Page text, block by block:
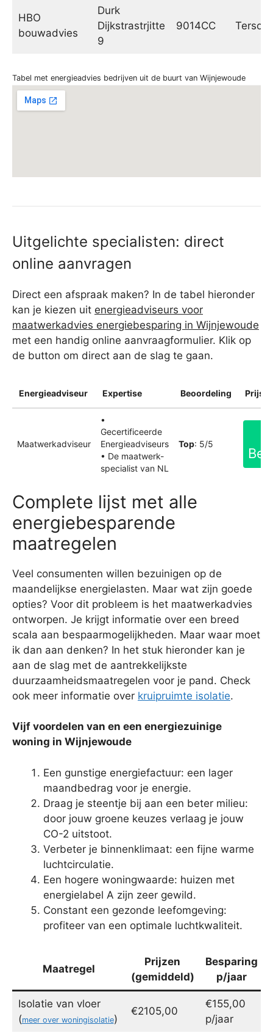
HBO
bouwadvies
Durk
Dijkstrastrjitte
9
9014CC Tersoal
Tabel met energieadvies bedrijven uit de buurt van Wijnjewoude
Uitgelichte specialisten: direct
online aanvragen
Direct een afspraak maken? In de tabel hieronder
kan je kiezen uit energieadviseurs voor
maatwerkadvies energiebesparing in Wijnjewoude
met een handig online aanvraagformulier. Klik op
de button om direct aan de slag te gaan.
Energieadviseur Expertise Beoordeling
Maatwerkadviseur
•
Gecertificeerde
Energieadviseurs
• De maatwerk-
specialist van NL
Top: 5/5
Complete lijst met alle
energiebesparende
maatregelen
Veel consumenten willen bezuinigen op de
maandelijkse energielasten. Maar wat zijn goede
opties? Voor dit probleem is het maatwerkadvies
ontworpen. Je krijgt informatie over een breed
scala aan bespaarmogelijkheden. Maar waar moet
ik dan aan denken? In het stuk hieronder kan je
aan de slag met de aantrekkelijkste
duurzaamheidsmaatregelen voor je pand. Check
ook meer informatie over kruipruimte isolatie.
Vijf voordelen van en een energiezuinige
woning in Wijnjewoude
Een gunstige energiefactuur: een lager
maandbedrag voor je energie.
Draag je steentje bij aan een beter milieu:
door jouw groene keuzes verlaag je jouw
CO-2 uitstoot.
Verbeter je binnenklimaat: een fijne warme
luchtcirculatie.
Een hogere woningwaarde: huizen met
energielabel A zijn zeer gewild.
Constant een gezonde leefomgeving:
profiteer van een optimale luchtkwaliteit.
Maatregel
Prijzen
(gemiddeld)
Besparing
p/jaar
Isolatie van vloer
(meer over woningisolatie)
€2105,00
€155,00
p/jaar